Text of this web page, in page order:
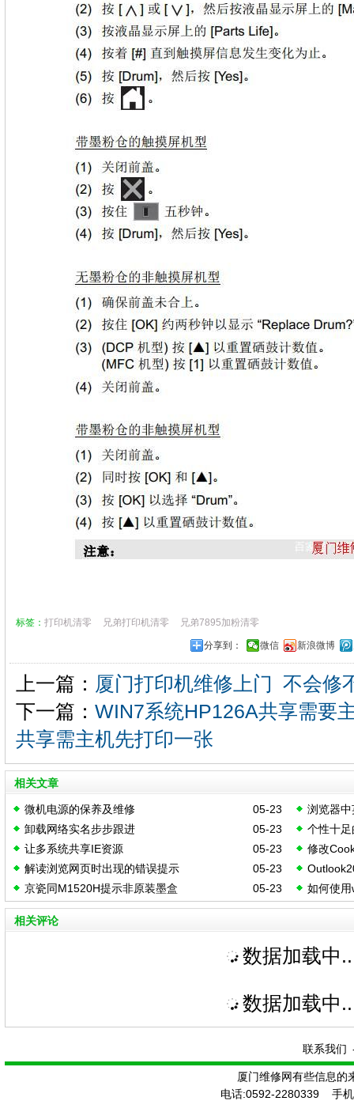
标签： 打印机清零 兄弟打印机清零 兄弟7895加粉清零
分享到： 微信 新浪微博
上一篇： 厦门打印机维修上门 不会修
下一篇： WIN7系统HP126A共享需要
共享需主机先打印一张
相关文章
05-23
微机电源的保养及维修
浏览器
05-23
卸载网络实名步步跟进
个性十
05-23
让多系统共享IE资源
修改
05-23
解读浏览网页时出现的错误提示
导出方法
05-23
京瓷同M1520H提示非原装墨盒 如何使
相关评论
数据加载中
数据加载中
联系我们
厦门维修网有些信息的
电话:0592-2280339 手